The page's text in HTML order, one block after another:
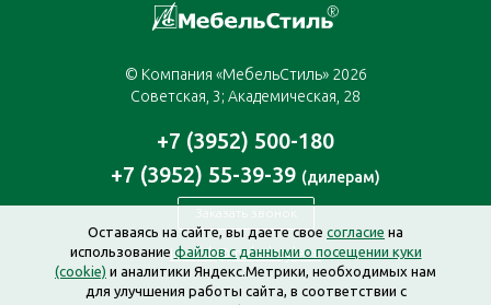
© Компания «МебельСтиль» 2026
Советская, 3; Академическая, 28
+7 (3952) 500-180
+7 (3952) 55-39-39 (дилерам)
Заказать звонок
irkutsk@mebelstyle.ru
Оставаясь на сайте, вы даете свое согласие на
использованиефайлов с данными о посещении куки
(cookie) и аналитики Яндекс.Метрики, необходимых нам
для улучшения работы сайта, в соответствии с